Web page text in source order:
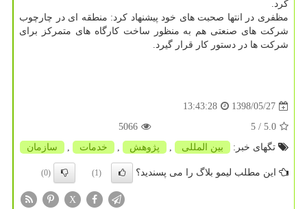
كرد.
مظفری در انتها صحبت های خود پیشنهاد كرد: منطقه ای در چارچوب
شركت های صنعتی هم به منظور ساخت كارگاه های متمركز برای
شركت ها در دستور كار قرار گیرد.
1398/05/27
13:43:28
5.0
/ 5
5066
تگهای خبر:
بین المللی , پژوهش , خدمات , سازمان
این مطلب لیمو بلاگ را می پسندید؟ (1)
(0)
X